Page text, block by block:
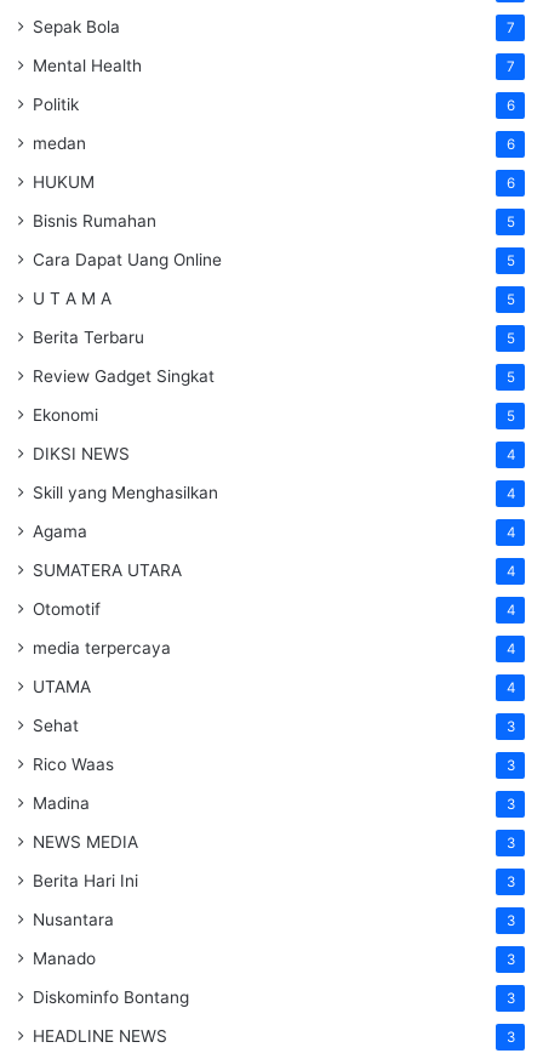
Sepak Bola 7
Mental Health 7
Politik 6
medan 6
HUKUM 6
Bisnis Rumahan 5
Cara Dapat Uang Online 5
U T A M A 5
Berita Terbaru 5
Review Gadget Singkat 5
Ekonomi 5
DIKSI NEWS 4
Skill yang Menghasilkan 4
Agama 4
SUMATERA UTARA 4
Otomotif 4
media terpercaya 4
UTAMA 4
Sehat 3
Rico Waas 3
Madina 3
NEWS MEDIA 3
Berita Hari Ini 3
Nusantara 3
Manado 3
Diskominfo Bontang 3
HEADLINE NEWS 3